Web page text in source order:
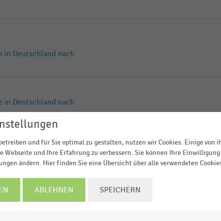
in Deutschland nach
in Deutschland nach
Heimwerkermärkte in
der Bau- und
und für Sie optimal zu gestalten, nutzen wir Cookies. Einige von
Webseite und Ihre Erfahrung zu verbessern. Sie können Ihre
ändern. Hier finden Sie eine Übersicht über alle verwendeten
ABLEHNEN SPEICHERN